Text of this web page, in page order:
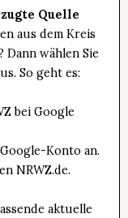
Quelle
aus dem Kreis
wählen Sie
So geht es:
bei Google
Konto an.
NRWZ.de.
aktuelle